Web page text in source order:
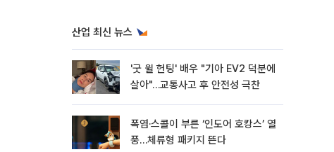
산업 최신 뉴스
'굿 윌 헌팅' 배우 "기아 EV2 덕분에
살아"…교통사고 후 안전성 극찬
폭염·스콜이 부른 ‘인도어 호캉스’ 열
풍…체류형 패키지 뜬다